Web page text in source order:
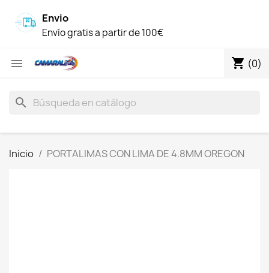
Envio
Envío gratis a partir de 100€
 shopping_cart (0)
search
Inicio PORTALIMAS CON LIMA DE 4.8MM OREGON